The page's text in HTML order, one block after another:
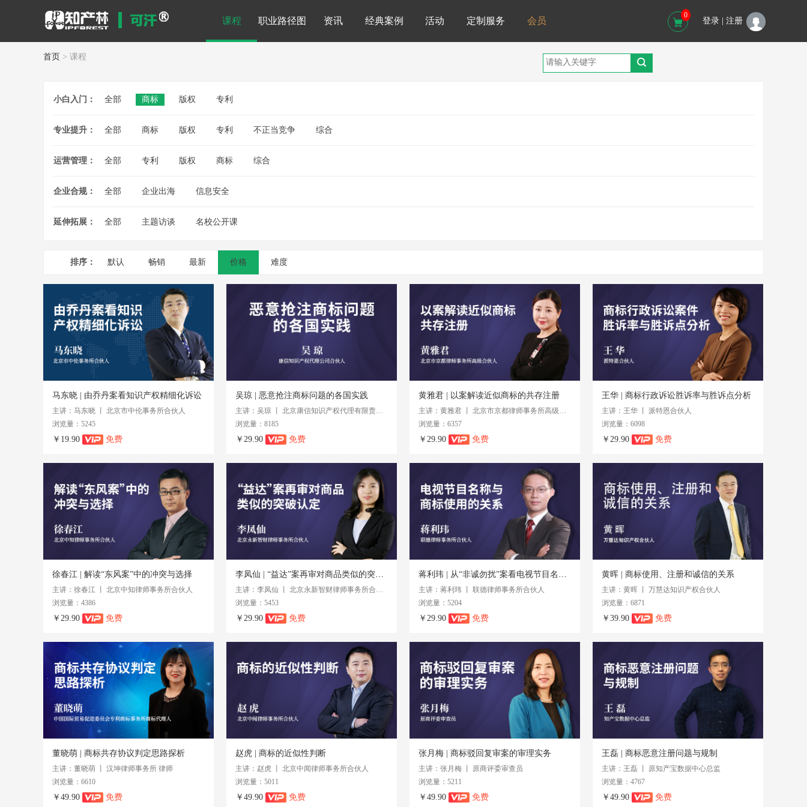
课程 职业路径图 资讯 经典案例 活动 定制服务 会员 登录 | 注册
0
首页 > 课程
小白入门： 全部 商标 版权 专利
专业提升： 全部 商标 版权 专利 不正当竞争 综合
运营管理： 全部 专利 版权 商标 综合
企业合规： 全部 企业出海 信息安全
延伸拓展： 全部 主题访谈 名校公开课
排序： 默认 畅销 最新 价格 难度
马东晓 | 由乔丹案看知识产权精细化诉讼
主讲：马东晓 丨 北京市中伦事务所合伙人
浏览量：5245
￥19.90 免费
吴琼 | 恶意抢注商标问题的各国实践
主讲：吴琼 丨 北京康信知识产权代理有限责任公司合伙人
浏览量：8185
￥29.90 免费
黄雅君 | 以案解读近似商标的共存注册
主讲：黄雅君 丨 北京市京都律师事务所高级合伙人
浏览量：6357
￥29.90 免费
王华 | 商标行政诉讼胜诉率与胜诉点分析
主讲：王华 丨 派特恩合伙人
浏览量：6098
￥29.90 免费
徐春江 | 解读“东风案”中的冲突与选择
主讲：徐春江 丨 北京中知律师事务所合伙人
浏览量：4386
￥29.90 免费
主讲：李凤仙 丨 北京永新智财律师事务所合伙人
浏览量：5453
￥29.90 免费
主讲：蒋利玮 丨 联德律师事务所合伙人
浏览量：5204
￥29.90 免费
黄晖 | 商标使用、注册和诚信的关系
主讲：黄晖 丨 万慧达知识产权合伙人
浏览量：6871
￥39.90 免费
董晓萌 | 商标共存协议判定思路探析
主讲：董晓萌 丨 汉坤律师事务所 律师
浏览量：6610
￥49.90 免费
赵虎 | 商标的近似性判断
主讲：赵虎 丨 北京中闻律师事务所合伙人
浏览量：5011
￥49.90 免费
张月梅 | 商标驳回复审案的审理实务
主讲：张月梅 丨 原商评委审查员
浏览量：5211
￥49.90 免费
王磊 | 商标恶意注册问题与规制
主讲：王磊 丨 原知产宝数据中心总监
浏览量：4767
￥49.90 免费